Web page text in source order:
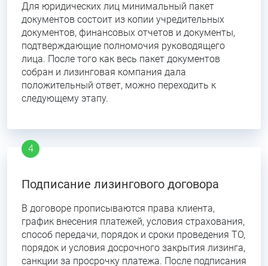
Для юридических лиц минимальный пакет
документов состоит из копии учредительных
документов, финансовых отчетов и документы,
подтверждающие полномочия руководящего
лица. После того как весь пакет документов
собран и лизинговая компания дала
положительный ответ, можно переходить к
следующему этапу.
Подписание лизингового договора
В договоре прописываются права клиента,
график внесения платежей, условия страхования,
способ передачи, порядок и сроки проведения ТО,
порядок и условия досрочного закрытия лизинга,
санкции за просрочку платежа. После подписания